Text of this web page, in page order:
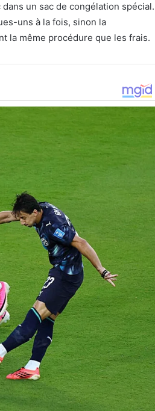
un sac de congélation spécial.
uns à la fois, sinon la
la même procédure que les frais.